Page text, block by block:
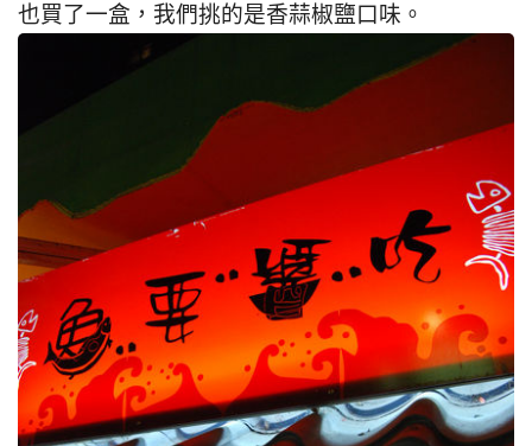
也買了一盒，我們挑的是香蒜椒鹽口味。